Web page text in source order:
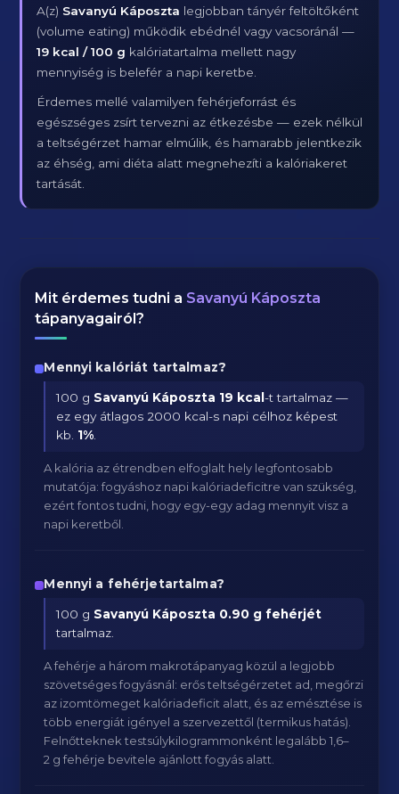
A(z) Savanyú Káposzta legjobban tányér feltöltőként
(volume eating) működik ebédnél vagy vacsoránál —
19 kcal / 100 g kalóriatartalma mellett nagy
mennyiség is belefér a napi keretbe.
Érdemes mellé valamilyen fehérjeforrást és
egészséges zsírt tervezni az étkezésbe — ezek nélkül
a teltségérzet hamar elmúlik, és hamarabb jelentkezik
az éhség, ami diéta alatt megnehezíti a kalóriakeret
tartását.
Mit érdemes tudni a Savanyú Káposzta
tápanyagairól?
Mennyi kalóriát tartalmaz?
100 g Savanyú Káposzta 19 kcal-t tartalmaz —
ez egy átlagos 2000 kcal-s napi célhoz képest
kb. 1%
A kalória az étrendben elfoglalt hely legfontosabb
mutatója: fogyáshoz napi kalóriadeficitre van szükség,
ezért fontos tudni, hogy egy-egy adag mennyit visz a
napi keretből.
Mennyi a fehérjetartalma?
100 g Savanyú Káposzta 0.90 g fehérjét
tartalmaz.
A fehérje a három makrotápanyag közül a legjobb
szövetséges fogyásnál: erős teltségérzetet ad, megőrzi
az izomtömeget kalóriadeficit alatt, és az emésztése is
több energiát igényel a szervezettől (termikus hatás).
Felnőtteknek testsúlykilogrammonként legalább 1,6–
2 g fehérje bevitele ajánlott fogyás alatt.